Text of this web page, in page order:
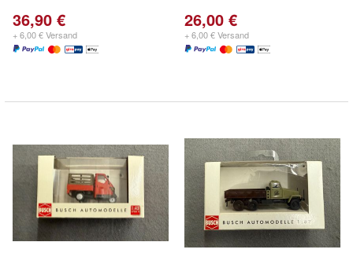
36,90 €
+ 6,00 € Versand
26,00 €
+ 6,00 € Versand